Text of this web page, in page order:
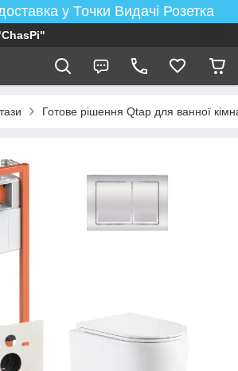
у Точки Видачі Розетка
Готове рішення Qtap для ванної